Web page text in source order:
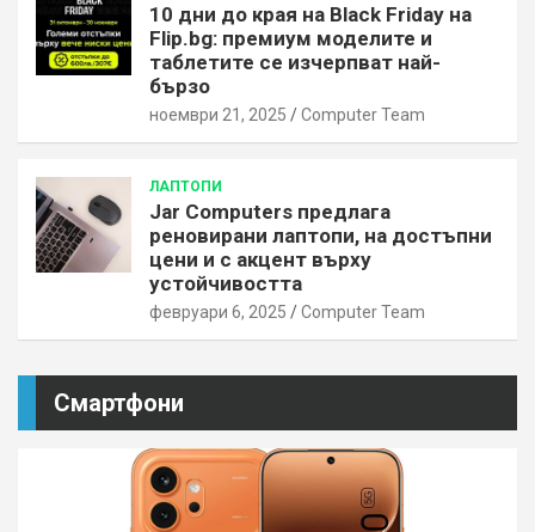
10 дни до края на Black Friday на
Flip.bg: премиум моделите и
таблетите се изчерпват най-
бързо
ноември 21, 2025 Computer Team
ЛАПТОПИ
Jar Computers предлага
реновирани лаптопи, на достъпни
цени и с акцент върху
устойчивостта
февруари 6, 2025 Computer Team
Смартфони